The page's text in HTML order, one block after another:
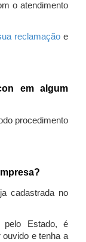
o atendimento
reclamaçãoe
em algum
procedimento
cadastrada no
pelo Estado, é
e tenha a